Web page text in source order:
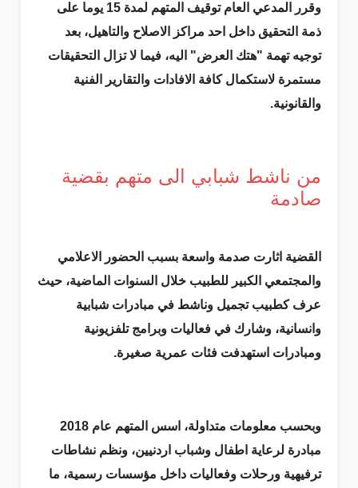
وقرر المدعي العام توقيف المتهم لمدة 15 يوما على
ذمة التحقيق داخل احد مراكز الاصلاح والتاهيل، بعد
توجيه تهمة "هتك العرض" اليه، فيما لا تزال التحقيقات
مستمرة لاستكمال كافة الافادات والتقارير الفنية
والقانونية.
من ناشط شبابي الى متهم بقضية
صادمة
القضية اثارت صدمة واسعة بسبب الحضور الاعلامي
والمجتمعي الكبير للطبيب خلال السنوات الماضية، حيث
عرف كطبيب تجميل وناشط في مبادرات شبابية
وانسانية، وشارك في فعاليات وبرامج تلفزيونية
ومبادرات استهدفت فئات عمرية صغيرة.
وبحسب معلومات متداولة، اسس المتهم عام 2018
مبادرة لرعاية اطفال وشباب اردنيين، ونظم نشاطات
ترفيهية ورحلات وفعاليات داخل مؤسسات رسمية، ما